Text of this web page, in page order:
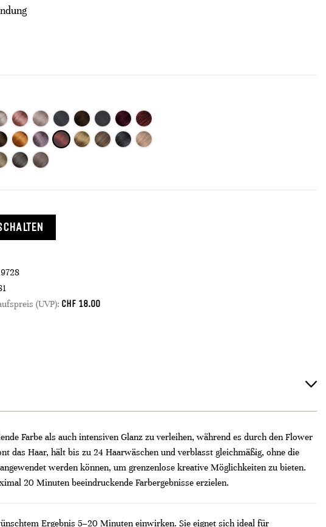
(UVP): CHF 18.00
Farbe als auch intensiven Glanz zu verleihen, während es durch den Flower
Haar, hält bis zu 24 Haarwäschen und verblasst gleichmäßig, ohne die
werden können, um grenzenlose kreative Möglichkeiten zu bieten.
20 Minuten beeindruckende Farbergebnisse erzielen.
Ergebnis 5–20 Minuten einwirken. Sie eignet sich ideal für